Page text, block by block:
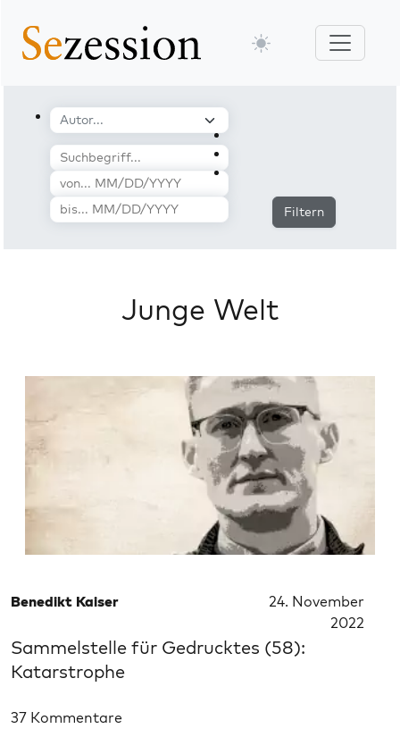
Filtern
Junge Welt
Benedikt Kaiser
24. November
2022
Sammelstelle für Gedrucktes (58):
Katarstrophe
37 Kommentare